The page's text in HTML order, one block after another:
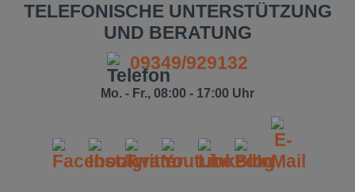
TELEFONISCHE UNTERSTÜTZUNG
UND BERATUNG
09349/929132
Mo. - Fr., 08:00 - 17:00 Uhr